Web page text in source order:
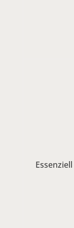
Essenziell